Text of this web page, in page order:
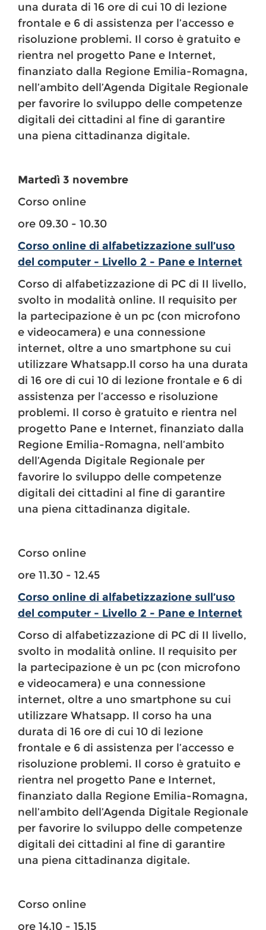
una durata di 16 ore di cui 10 di lezione
frontale e 6 di assistenza per l’accesso e
risoluzione problemi. Il corso è gratuito e
rientra nel progetto Pane e Internet,
finanziato dalla Regione Emilia-Romagna,
nell’ambito dell’Agenda Digitale Regionale
per favorire lo sviluppo delle competenze
digitali dei cittadini al fine di garantire
una piena cittadinanza digitale.
Martedì 3 novembre
Corso online
ore 09.30 - 10.30
Corso online di alfabetizzazione sull’uso
del computer - Livello 2 - Pane e Internet
Corso di alfabetizzazione di PC di II livello,
svolto in modalità online. Il requisito per
la partecipazione è un pc (con microfono
e videocamera) e una connessione
internet, oltre a uno smartphone su cui
utilizzare Whatsapp.Il corso ha una durata
di 16 ore di cui 10 di lezione frontale e 6 di
assistenza per l’accesso e risoluzione
problemi. Il corso è gratuito e rientra nel
progetto Pane e Internet, finanziato dalla
Regione Emilia-Romagna, nell’ambito
dell’Agenda Digitale Regionale per
favorire lo sviluppo delle competenze
digitali dei cittadini al fine di garantire
una piena cittadinanza digitale.
Corso online
ore 11.30 - 12.45
Corso online di alfabetizzazione sull’uso
del computer - Livello 2 - Pane e Internet
Corso di alfabetizzazione di PC di II livello,
svolto in modalità online. Il requisito per
la partecipazione è un pc (con microfono
e videocamera) e una connessione
internet, oltre a uno smartphone su cui
utilizzare Whatsapp. Il corso ha una
durata di 16 ore di cui 10 di lezione
frontale e 6 di assistenza per l’accesso e
risoluzione problemi. Il corso è gratuito e
rientra nel progetto Pane e Internet,
finanziato dalla Regione Emilia-Romagna,
nell’ambito dell’Agenda Digitale Regionale
per favorire lo sviluppo delle competenze
digitali dei cittadini al fine di garantire
una piena cittadinanza digitale.
Corso online
ore 14.10 - 15.15